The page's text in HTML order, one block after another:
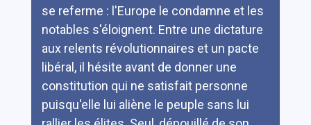
se referme : l'Europe le condamne et les
notables s'éloignent. Entre une dictature
aux relents révolutionnaires et un pacte
libéral, il hésite avant de donner une
constitution qui ne satisfait personne
puisqu'elle lui aliène le peuple sans lui